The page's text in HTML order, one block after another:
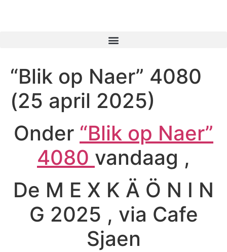
“Blik op Naer” 4080
(25 april 2025)
Onder “Blik op Naer”
4080 vandaag ,
De M E X K Ä Ö N I N
G 2025 , via Cafe
Sjaen